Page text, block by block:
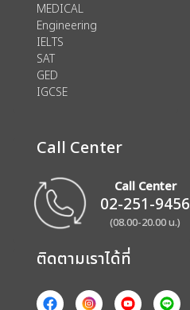
MEDICAL
Engineering
IELTS
SAT
GED
IGCSE
Call Center
Call Center
02-251-9456
(08.00-20.00 น.)
ติดตามเราได้ที่